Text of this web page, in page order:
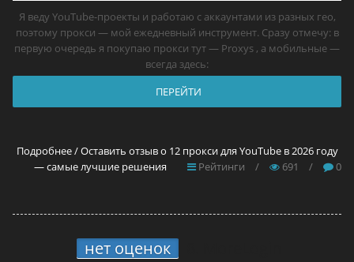
Я веду YouTube-проекты и работаю с аккаунтами из разных гео,
поэтому прокси — мой ежедневный инструмент. Сразу отмечу: в
первую очередь я покупаю прокси тут — Proxys , а мобильные —
всегда здесь:
ПЕРЕЙТИ
Подробнее / Оставить отзыв о 12 прокси для YouTube в 2026 году
— самые лучшие решения
Рейтинги / 691 / 0
нет оценок